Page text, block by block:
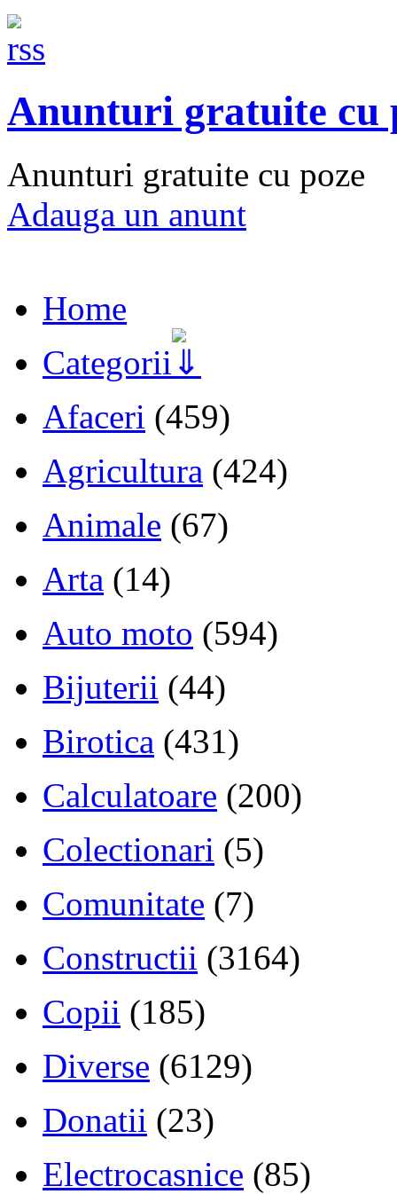
Anunturi gratuite cu
Anunturi gratuite cu poze
Adauga un anunt
Home
Categorii
Afaceri (459)
Agricultura (424)
Animale (67)
Arta (14)
Auto moto (594)
Bijuterii (44)
Birotica (431)
Calculatoare (200)
Colectionari (5)
Comunitate (7)
Constructii (3164)
Copii (185)
Diverse (6129)
Donatii (23)
Electrocasnice (85)